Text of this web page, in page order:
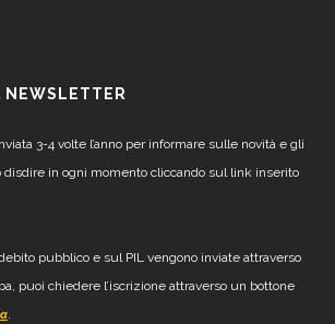
NEWSLETTER
3-4 volte l’anno per informare sulle novità e gli
in ogni momento cliccando sul link inserito
pubblico e sul PIL vengono inviate attraverso
puoi chiedere l’iscrizione attraverso un bottone
.